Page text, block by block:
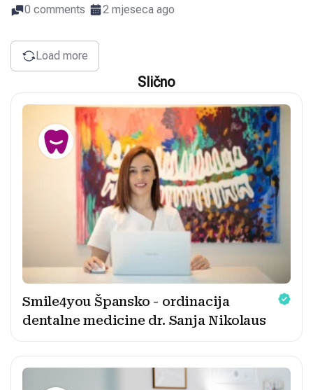
0 comments 2 mjeseca ago
Load more
Slično
Smile4you Špansko - ordinacija
dentalne medicine dr. Sanja Nikolaus